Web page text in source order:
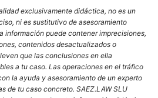
exclusivamente didáctica, no es un
ni es sustitutivo de asesoramiento
información puede contener imprecisiones,
contenidos desactualizados o
que las conclusiones en ella
a tu caso. Las operaciones en el tráfico
la ayuda y asesoramiento de un experto
de tu caso concreto. SAEZ.LAW SLU